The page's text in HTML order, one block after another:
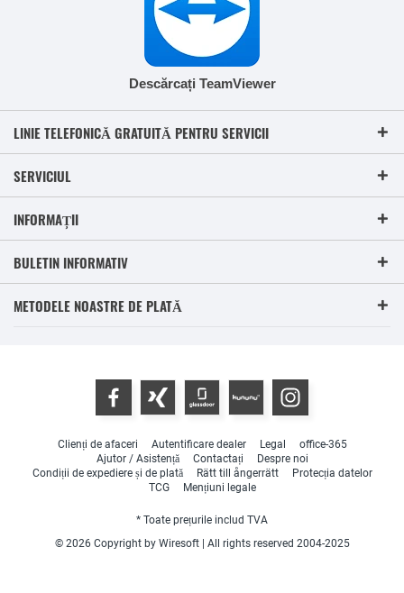
Descărcați TeamViewer
LINIE TELEFONICĂ GRATUITĂ PENTRU SERVICII
SERVICIUL
INFORMAȚII
BULETIN INFORMATIV
METODELE NOASTRE DE PLATĂ
Clienți de afaceri Autentificare dealer Legal
office-365
Ajutor / Asistență
Contactați
Despre noi
Condiții de expediere și de plată
Rätt till ångerrätt
Protecția datelor
TCG
Mențiuni legale
* Toate prețurile includ TVA
© 2026 Copyright by Wiresoft | All rights reserved 2004-2025